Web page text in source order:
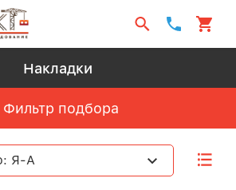
Накладки
Фильтр подбора
Я-А